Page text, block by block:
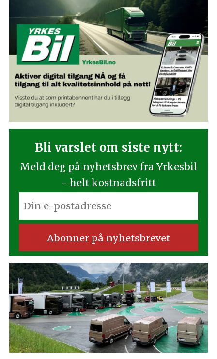
Bli varslet om siste nytt:
Meld deg på nyhetsbrev fra Yrkesbil
- helt kostnadsfritt